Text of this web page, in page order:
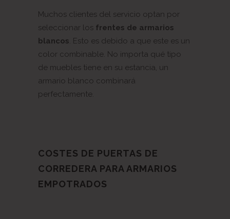
Muchos clientes del servicio optan por
seleccionar los frentes de armarios
blancos. Esto es debido a que este es un
color combinable. No importa qué tipo
de muebles tiene en su estancia, un
armario blanco combinará
perfectamente.
COSTES DE PUERTAS DE
CORREDERA PARA ARMARIOS
EMPOTRADOS